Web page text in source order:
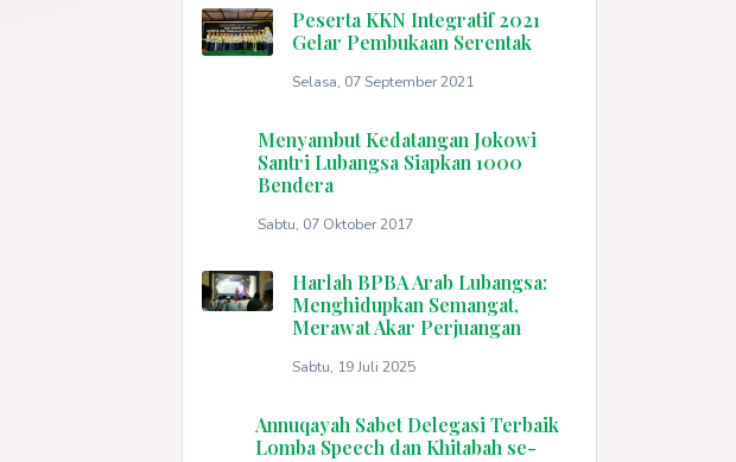
Peserta KKN Integratif 2021
Gelar Pembukaan Serentak
Selasa, 07 September 2021
Menyambut Kedatangan Jokowi
Santri Lubangsa Siapkan 1000
Bendera
Sabtu, 07 Oktober 2017
Harlah BPBA Arab Lubangsa:
Menghidupkan Semangat,
Merawat Akar Perjuangan
Sabtu, 19 Juli 2025
Annuqayah Sabet Delegasi Terbaik
Lomba Speech dan Khitabah se-